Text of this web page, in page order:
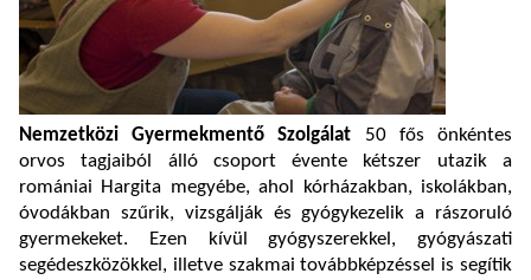
Nemzetközi Gyermekmentő Szolgálat 50 fős önkéntes
orvos tagjaiból álló csoport évente kétszer utazik a
romániai Hargita megyébe, ahol kórházakban, iskolákban,
óvodákban szűrik, vizsgálják és gyógykezelik a rászoruló
gyermekeket. Ezen kívül gyógyszerekkel, gyógyászati
segédeszközökkel, illetve szakmai továbbképzéssel is segítik